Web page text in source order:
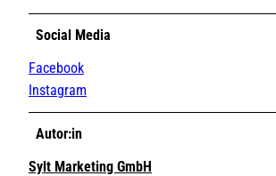
j
Social Media
Facebook
Instagram
Autor:in
Sylt Marketing GmbH